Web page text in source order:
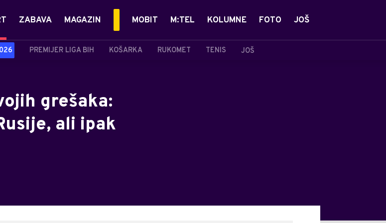
PREMIJER LIGA BIH KOŠARKA RUKOMET TENIS JOŠ
ZABAVA MAGAZIN MOBIT M:TEL KOLUMNE FOTO JOŠ
grešaka:
ali ipak